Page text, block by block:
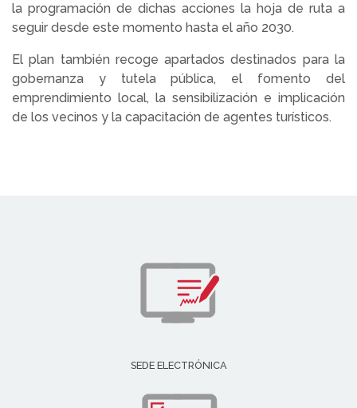
la programación de dichas acciones la hoja de ruta a
seguir desde este momento hasta el año 2030.
El plan también recoge apartados destinados para la
gobernanza y tutela pública, el fomento del
emprendimiento local, la sensibilización e implicación
de los vecinos y la capacitación de agentes turísticos.
SEDE ELECTRÓNICA